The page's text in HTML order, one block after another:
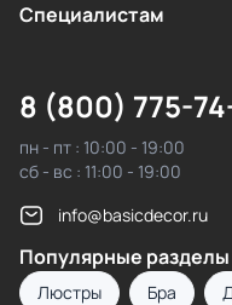
Cпециалистам
8 (800) 775-
пн - пт : 10:00 - 19:00
сб - вс : 11:00 - 19:00
info@basicdecor.ru
Популярные разделы
Люстры Бра